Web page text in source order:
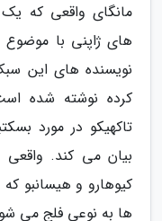
مانگای واقعی که یک
های ژاپنی با
نویسنده های این
کرده نوشته شده
تاکهیکو در مورد
بیان می کند.
کیوهارو و هیسانبو
ها به نوعی فلج می